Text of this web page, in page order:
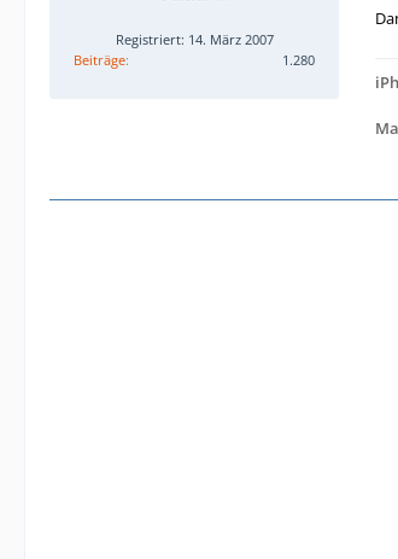
Registriert: 14. März 2007
Beiträge
1.280